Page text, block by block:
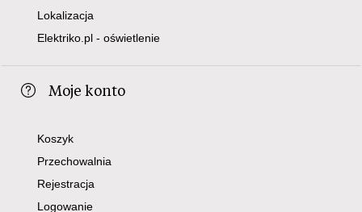
Lokalizacja
Elektriko.pl - oświetlenie
Moje konto
Koszyk
Przechowalnia
Rejestracja
Logowanie